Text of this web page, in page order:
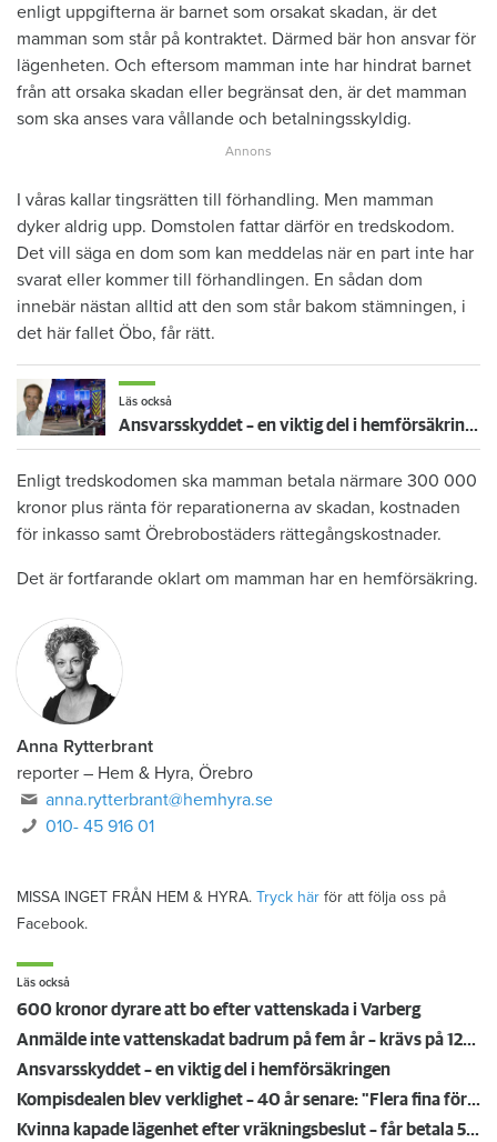
enligt uppgifterna är barnet som orsakat skadan, är det
mamman som står på kontraktet. Därmed bär hon ansvar för
lägenheten. Och eftersom mamman inte har hindrat barnet
från att orsaka skadan eller begränsat den, är det mamman
som ska anses vara vållande och betalningsskyldig.
I våras kallar tingsrätten till förhandling. Men mamman
dyker aldrig upp. Domstolen fattar därför en tredskodom.
Det vill säga en dom som kan meddelas när en part inte har
svarat eller kommer till förhandlingen. En sådan dom
innebär nästan alltid att den som står bakom stämningen, i
det här fallet Öbo, får rätt.
Läs också
Ansvarsskyddet – en viktig del i hemförsäkringen
Enligt tredskodomen ska mamman betala närmare 300 000
kronor plus ränta för reparationerna av skadan, kostnaden
för inkasso samt Örebrobostäders rättegångskostnader.
Det är fortfarande oklart om mamman har en hemförsäkring.
Anna Rytterbrant
reporter – Hem & Hyra, Örebro
anna.rytterbrant@hemhyra.se
010- 45 916 01
MISSA INGET FRÅN HEM & HYRA. Tryck här för att följa oss på
Facebook.
Läs också
600 kronor dyrare att bo efter vattenskada i Varberg
Anmälde inte vattenskadat badrum på fem år – krävs på 125 000 kronor
Ansvarsskyddet – en viktig del i hemförsäkringen
Kompisdealen blev verklighet – 40 år senare: "Flera fina fördelar med att dela bostad"
Kvinna kapade lägenhet efter vräkningsbeslut – får betala 50 000